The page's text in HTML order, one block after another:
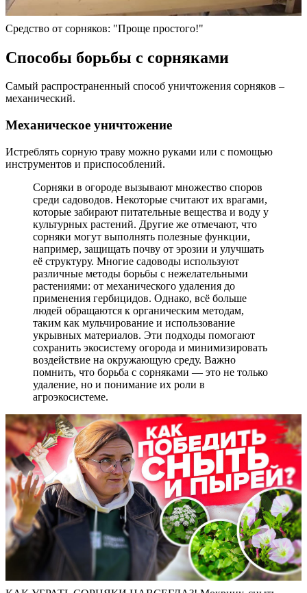
Средство от сорняков: "Проще простого!"
Способы борьбы с сорняками
Самый распространенный способ уничтожения сорняков –
механический.
Механическое уничтожение
Истреблять сорную траву можно руками или с помощью
инструментов и приспособлений.
Сорняки в огороде вызывают множество споров
среди садоводов. Некоторые считают их врагами,
которые забирают питательные вещества и воду у
культурных растений. Другие же отмечают, что
сорняки могут выполнять полезные функции,
например, защищать почву от эрозии и улучшать
её структуру. Многие садоводы используют
различные методы борьбы с нежелательными
растениями: от механического удаления до
применения гербицидов. Однако, всё больше
людей обращаются к органическим методам,
таким как мульчирование и использование
укрывных материалов. Эти подходы помогают
сохранить экосистему огорода и минимизировать
воздействие на окружающую среду. Важно
помнить, что борьба с сорняками — это не только
удаление, но и понимание их роли в
агроэкосистеме.